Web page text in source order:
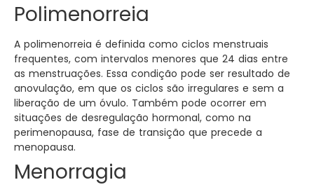
Polimenorreia
A polimenorreia é definida como ciclos menstruais
frequentes, com intervalos menores que 24 dias entre
as menstruações. Essa condição pode ser resultado de
anovulação, em que os ciclos são irregulares e sem a
liberação de um óvulo. Também pode ocorrer em
situações de desregulação hormonal, como na
perimenopausa, fase de transição que precede a
menopausa.
Menorragia